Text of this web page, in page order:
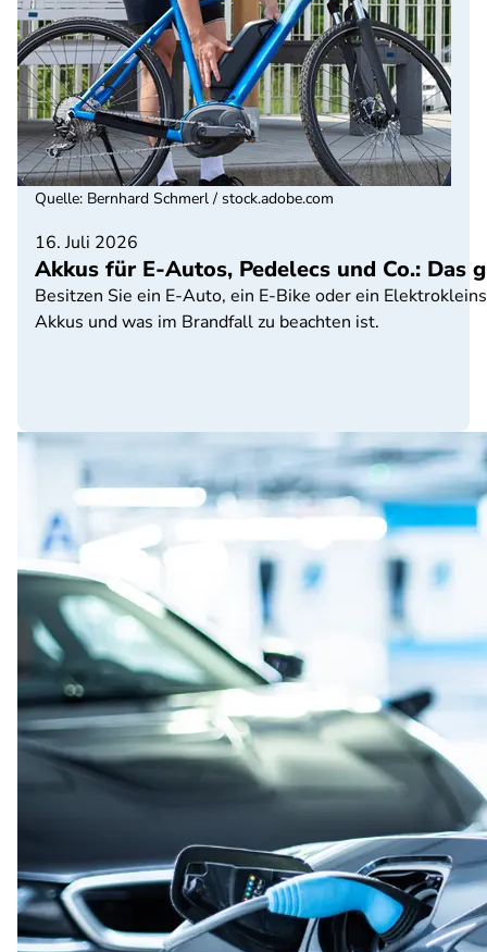
16. Juli 2026
Akkus für E-Autos, Pedelecs und Co.: Das
Besitzen Sie ein E-Auto, ein E-Bike oder ein
Akkus und was im Brandfall zu beachten ist.
Quelle: Bernhard Schmerl / stock.adobe.com